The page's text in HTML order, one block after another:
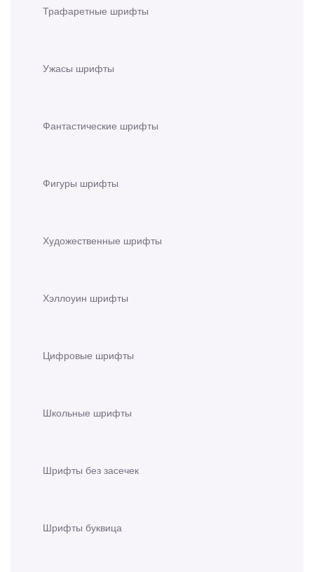
Трафаретные шрифты
Ужасы шрифты
Фантастические шрифты
Фигуры шрифты
Художественные шрифты
Хэллоуин шрифты
Цифровые шрифты
Школьные шрифты
Шрифты без засечек
Шрифты буквица